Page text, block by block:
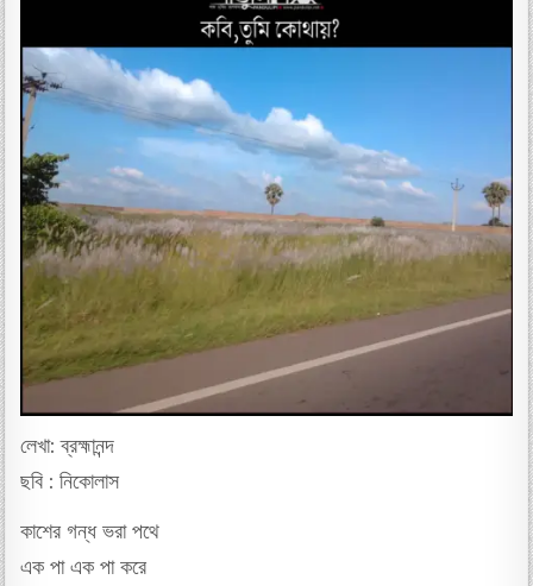
লেখা: ব্রহ্মানন্দ
ছবি : নিকোলাস
কাশের গন্ধ ভরা পথে
এক পা এক পা করে